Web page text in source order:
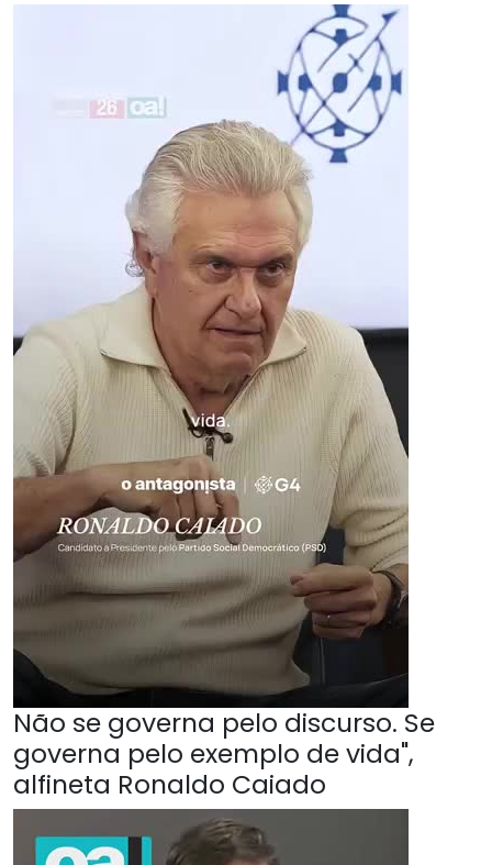
Não se governa pelo discurso. Se
governa pelo exemplo de vida",
alfineta Ronaldo Caiado